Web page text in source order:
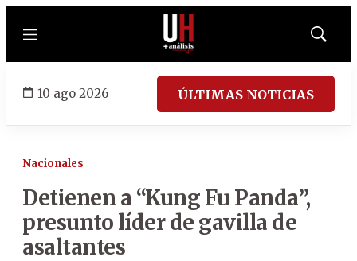
Menú
Mostrar
10 ago 2026 ÚLTIMAS NOTICIAS
Nacionales
Detienen a “Kung Fu Panda”,
presunto líder de gavilla de
asaltantes